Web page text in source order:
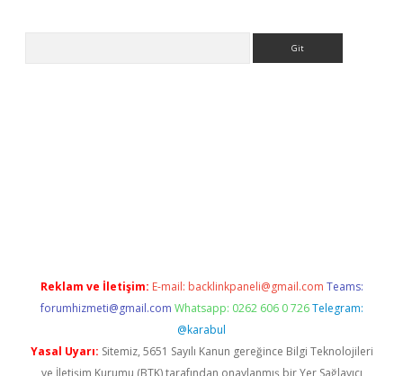
Reklam ve İletişim: E-mail: backlinkpaneli@gmail.com Teams:
forumhizmeti@gmail.com Whatsapp: 0262 606 0 726 Telegram:
@karabul
Yasal Uyarı: Sitemiz, 5651 Sayılı Kanun gereğince Bilgi Teknolojileri
ve İletişim Kurumu (BTK) tarafından onaylanmış bir Yer Sağlayıcı